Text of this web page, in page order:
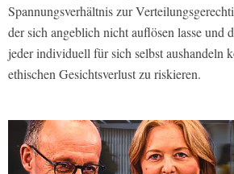
Spannungsverhältnis zur
der sich angeblich nicht auflösen lasse und
jeder individuell für sich selbst aushandeln
ethischen Gesichtsverlust zu riskieren.